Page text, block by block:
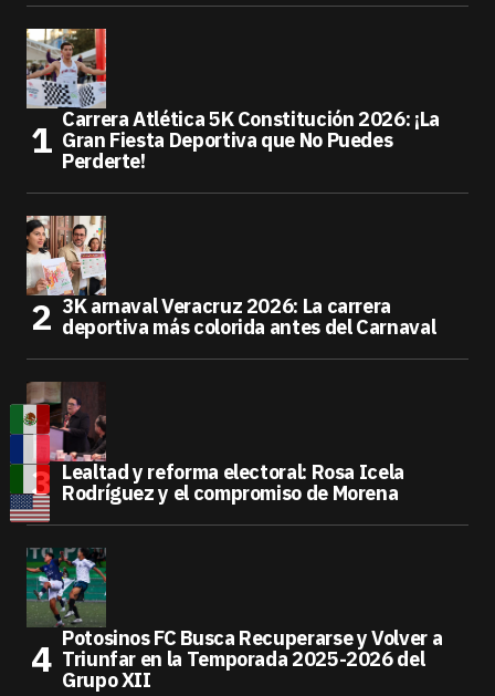
Carrera Atlética 5K Constitución 2026: ¡La
Gran Fiesta Deportiva que No Puedes
Perderte!
3K arnaval Veracruz 2026: La carrera
deportiva más colorida antes del Carnaval
Lealtad y reforma electoral: Rosa Icela
Rodríguez y el compromiso de Morena
Potosinos FC Busca Recuperarse y Volver a
Triunfar en la Temporada 2025-2026 del
Grupo XII